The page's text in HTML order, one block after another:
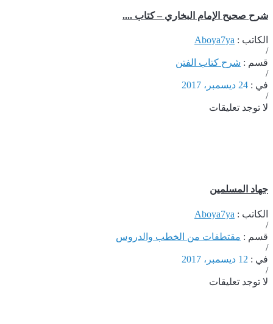
شرح صحيح الإمام البخاري – كتاب ....
الكاتب : Aboya7ya
/
قسم : شرح كتاب الفتن
/
في : 24 ديسمبر، 2017
/
لا توجد تعليقات
جهاد المسلمين
الكاتب : Aboya7ya
/
قسم : مقتطفات من الخطب والدروس
/
في : 12 ديسمبر، 2017
/
لا توجد تعليقات